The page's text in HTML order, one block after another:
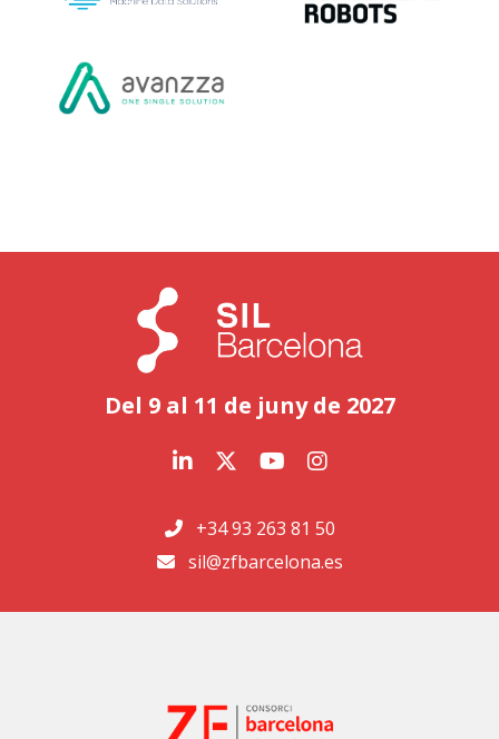
Del 9 al 11 de juny de 2027
+34 93 263 81 50
sil@zfbarcelona.es